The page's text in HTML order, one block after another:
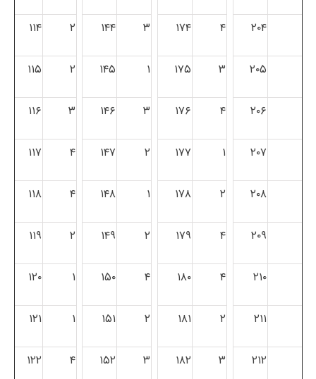
۲۰۴ ۴ ۱۷۴ ۳ ۱۴۴ ۲ ۱۱۴
۲۰۵ ۳ ۱۷۵ ۱ ۱۴۵ ۲ ۱۱۵
۲۰۶ ۴ ۱۷۶ ۳ ۱۴۶ ۳ ۱۱۶
۲۰۷ ۱ ۱۷۷ ۲ ۱۴۷ ۴ ۱۱۷
۲۰۸ ۲ ۱۷۸ ۱ ۱۴۸ ۴ ۱۱۸
۲۰۹ ۴ ۱۷۹ ۲ ۱۴۹ ۲ ۱۱۹
۲۱۰ ۴ ۱۸۰ ۴ ۱۵۰ ۱ ۱۲۰
۲۱۱ ۲ ۱۸۱ ۲ ۱۵۱ ۱ ۱۲۱
۲۱۲ ۳ ۱۸۲ ۳ ۱۵۲ ۴ ۱۲۲